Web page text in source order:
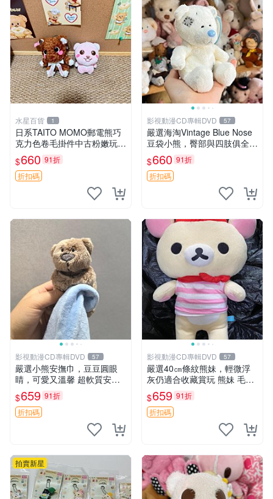
水星百貨 1
日系TAITO MOMO郵電熊巧
克力色卷毛掛件中古粉嫩玩偶
微瑕推薦 postpet momo 郵
電熊 中古玩偶
$660 91折
折扣碼
影視動漫CD專輯DVD 57
嚴選海淘Vintage Blue Nose
豆袋小熊，臀部與四肢俱全，
坐高11公分，附原盒與吊牌
收藏。藍鼻子小熊，值得擁有
玩具 憶熊
$660 91折
折扣碼
影視動漫CD專輯DVD 57
嚴選小熊安撫巾，豆豆圓眼
睛，可愛又溫馨 超軟質安撫
巾，豆豆設計，哄睡好幫手
約克豆豆眼安撫巾 數碼豆豆
眼
$659 91折
折扣碼
影視動漫CD專輯DVD 57
嚴選40㎝條紋熊妹，輕微浮
灰仍適合收藏賞玩 熊妹 毛絨
玩具 浮雕熊
$659 91折
折扣碼
拍賣新星